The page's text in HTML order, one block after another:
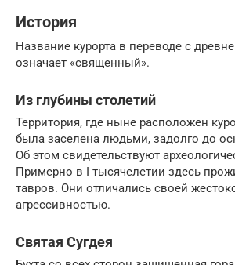
История
Название курорта в переводе с
означает «священный».
Из глубины столетий
Территория, где ныне расположен
была заселена людьми, задолго до
Об этом свидетельствуют
Примерно в I тысячелетии здесь
тавров. Они отличались своей
агрессивностью.
Святая Сугдея